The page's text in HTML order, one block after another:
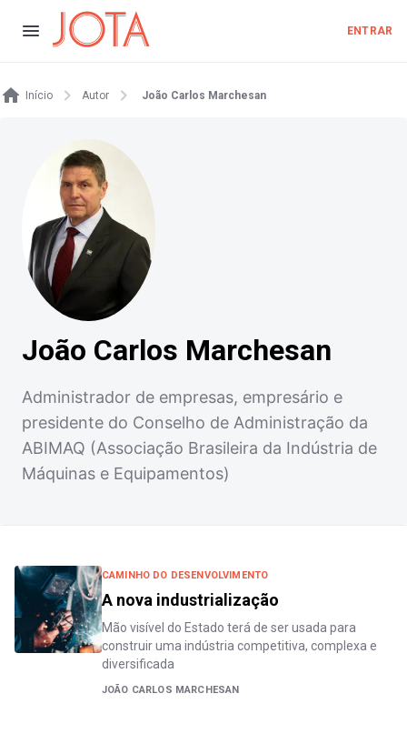
ENTRAR
Início Autor João Carlos Marchesan
João Carlos Marchesan
Administrador de empresas, empresário e
presidente do Conselho de Administração da
ABIMAQ (Associação Brasileira da Indústria de
Máquinas e Equipamentos)
CAMINHO DO DESENVOLVIMENTO
A nova industrialização
Mão visível do Estado terá de ser usada para
construir uma indústria competitiva, complexa e
diversificada
JOÃO CARLOS MARCHESAN